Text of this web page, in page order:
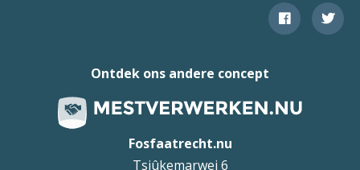
Fosfaatrecht.nu
Tsjûkemarwei 6
Ontdek ons andere concept